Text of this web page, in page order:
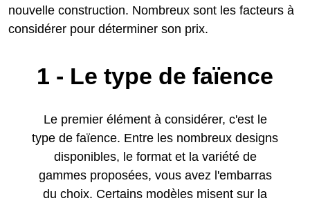
nouvelle construction. Nombreux sont les facteurs à
considérer pour déterminer son prix.
1 - Le type de faïence
Le premier élément à considérer, c'est le
type de faïence. Entre les nombreux designs
disponibles, le format et la variété de
gammes proposées, vous avez l'embarras
du choix. Certains modèles misent sur la